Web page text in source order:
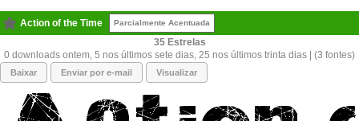
Action of the Time Parcialmente Acentuada
35
0 downloads ontem, 5 nos últimos sete dias, 25 nos últimos trinta dias | (3 fontes)
Baixar Enviar por e-mail Visualizar